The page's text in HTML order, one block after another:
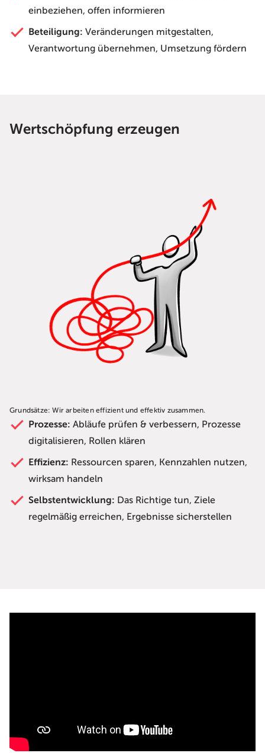
einbeziehen, offen informieren
Beteiligung: Veränderungen mitgestalten,
Verantwortung übernehmen, Umsetzung fördern
Wertschöpfung erzeugen
Grundsätze: Wir arbeiten effizient und effektiv zusammen.
Prozesse: Abläufe prüfen & verbessern, Prozesse
digitalisieren, Rollen klären
Effizienz: Ressourcen sparen, Kennzahlen nutzen,
wirksam handeln
Selbstentwicklung: Das Richtige tun, Ziele
regelmäßig erreichen, Ergebnisse sicherstellen